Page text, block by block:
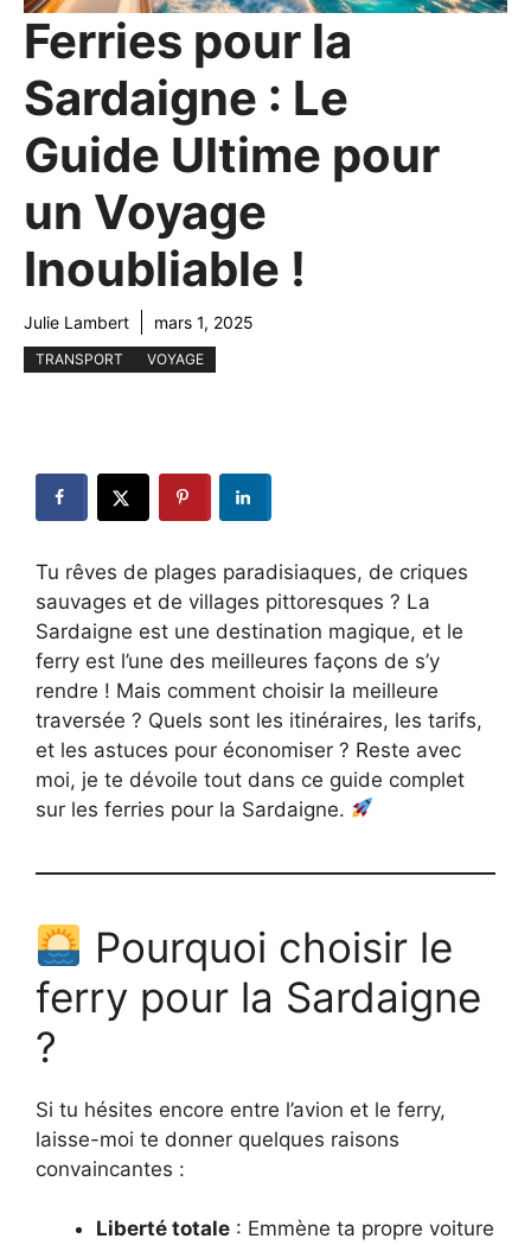
Ferries pour la
Sardaigne : Le
Guide Ultime pour
un Voyage
Inoubliable !
Julie Lambert mars 1, 2025
TRANSPORT VOYAGE
Tu rêves de plages paradisiaques, de criques
sauvages et de villages pittoresques ? La
Sardaigne est une destination magique, et le
ferry est l’une des meilleures façons de s’y
rendre ! Mais comment choisir la meilleure
traversée ? Quels sont les itinéraires, les tarifs,
et les astuces pour économiser ? Reste avec
moi, je te dévoile tout dans ce guide complet
sur les ferries pour la Sardaigne.
Pourquoi choisir le
ferry pour la Sardaigne
?
Si tu hésites encore entre l’avion et le ferry,
laisse-moi te donner quelques raisons
convaincantes :
Liberté totale : Emmène ta propre voiture